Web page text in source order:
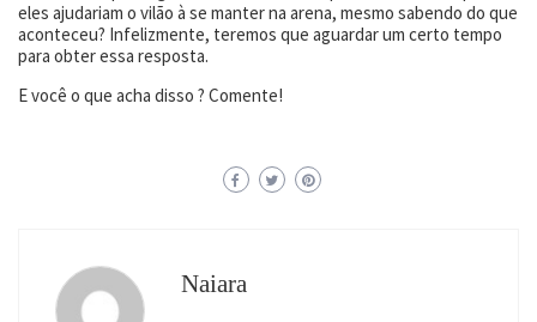
eles ajudariam o vilão à se manter na arena, mesmo sabendo do que
aconteceu? Infelizmente, teremos que aguardar um certo tempo
para obter essa resposta.
E você o que acha disso ? Comente!
Naiara